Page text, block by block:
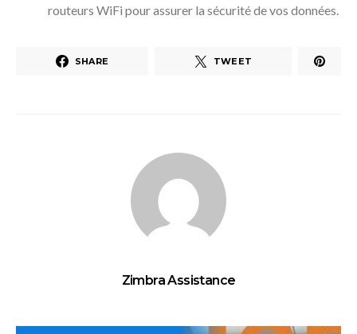
routeurs WiFi pour assurer la sécurité de vos données.
SHARE TWEET
Zimbra Assistance